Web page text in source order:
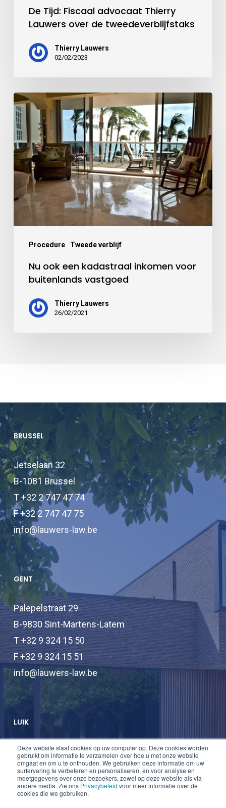
Deze website slaat cookies op uw computer op. Deze cookies worden
gebruikt om informatie te verzamelen over hoe u met onze website
omgaat en om u te onthouden. We gebruiken deze informatie om uw
surfervaring te verbeteren en personaliseren, en voor analyse en
meetgegevens over onze bezoekers, zowel op deze website als via
andere media. Zie ons Privacybeleid voor meer informatie over de
cookies die we gebruiken.
De Tijd: Fiscaal advocaat Thierry
Lauwers over de tweedeverblijfstaks
Thierry Lauwers
02/02/2023
Procedure Tweede verblijf
Nu ook een kadastraal inkomen voor
buitenlands vastgoed
Thierry Lauwers
26/02/2021
BRUSSEL
Jetselaan 32
B-1081 Brussel
T +32 2 747 47 74
F +32 2 747 47 75
info@lauwers-law.be
GENT
Palepelstraat 29
B-9830 Sint-Martens-Latem
T +32 9 324 15 50
F +32 9 324 15 51
info@lauwers-law.be
LUIK
T +32 2 747 47 74
F +32 2 747 47 75
info@lauwers-law.be